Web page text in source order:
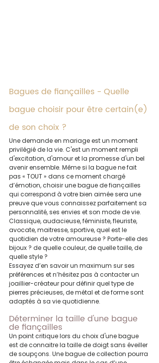
Bagues de fiançailles - Quelle
bague choisir pour être certain(e)
de son choix ?
Une demande en mariage est un moment
privilégié de la vie. C'est un moment rempli
d'excitation, d'amour et la promesse d'un bel
avenir ensemble. Même si la bague ne fait
pas « TOUT » dans ce moment chargé
d’émotion, choisir une bague de fiançailles
qui correspond à votre bien aimée sera une
preuve que vous connaissez parfaitement sa
personnalité, ses envies et son mode de vie.
Classique, audacieuse, féministe, fleuriste,
avocate, maitresse, sportive, quel est le
quotidien de votre amoureuse ? Porte-elle des
bijoux ? de quelle couleur, de quelle taille, de
quelle style ?
Essayez d’en savoir un maximum sur ses
préférences et n’hésitez pas à contacter un
joaillier-créateur pour définir quel type de
pierres précieuses, de métal et de forme sont
adaptés à sa vie quotidienne.
Déterminer la taille d'une bague
de fiançailles
Un point critique lors du choix d'une bague
est de connaitre la taille de doigt sans éveiller
de soupçons. Une bague de collection pourra